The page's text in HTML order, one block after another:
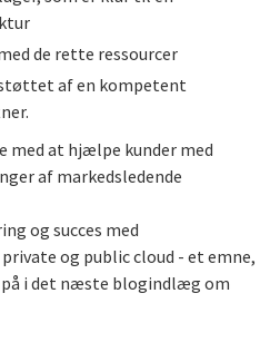
de rette ressourcer
af en kompetent
med at hjælpe kunder med
af markedsledende
og succes med
og public cloud - et emne,
i det næste blogindlæg om